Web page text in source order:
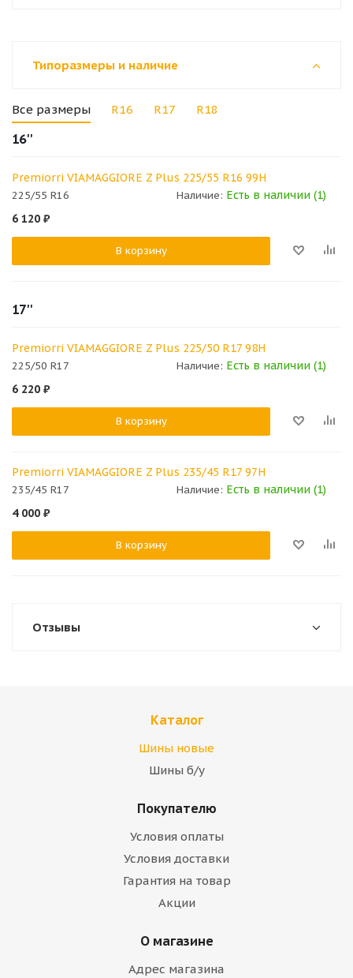
Типоразмеры и наличие
Все размеры R16 R17 R18
16''
Premiorri VIAMAGGIORE Z Plus 225/55 R16 99H
225/55 R16 Наличие: Есть в наличии (1)
6 120 ₽
В корзину
17''
Premiorri VIAMAGGIORE Z Plus 225/50 R17 98H
225/50 R17 Наличие: Есть в наличии (1)
6 220 ₽
В корзину
Premiorri VIAMAGGIORE Z Plus 235/45 R17 97H
235/45 R17 Наличие: Есть в наличии (1)
4 000 ₽
В корзину
Отзывы
Каталог
Шины новые
Шины б/у
Покупателю
Условия оплаты
Условия доставки
Гарантия на товар
Акции
О магазине
Адрес магазина